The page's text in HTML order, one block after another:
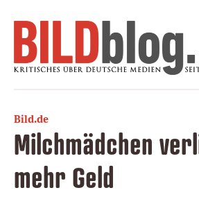
Bild.de
Milchmädchen
mehr Geld